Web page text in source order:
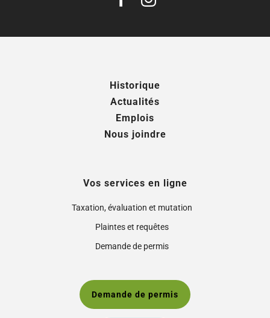
Historique
Actualités
Emplois
Nous joindre
Vos services en ligne
Taxation, évaluation et mutation
Plaintes et requêtes
Demande de permis
Demande de permis